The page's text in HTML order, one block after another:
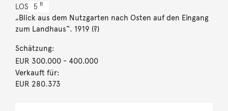
LOS 5 R
„Blick aus dem Nutzgarten nach Osten auf den Eingang
zum Landhaus“. 1919 (?)
Schätzung:
EUR 300.000- 400.000
Verkauft für:
EUR 280.373